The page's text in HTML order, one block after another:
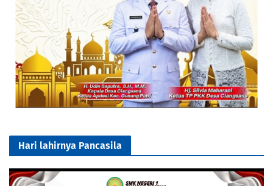
Hari lahirnya Pancasila